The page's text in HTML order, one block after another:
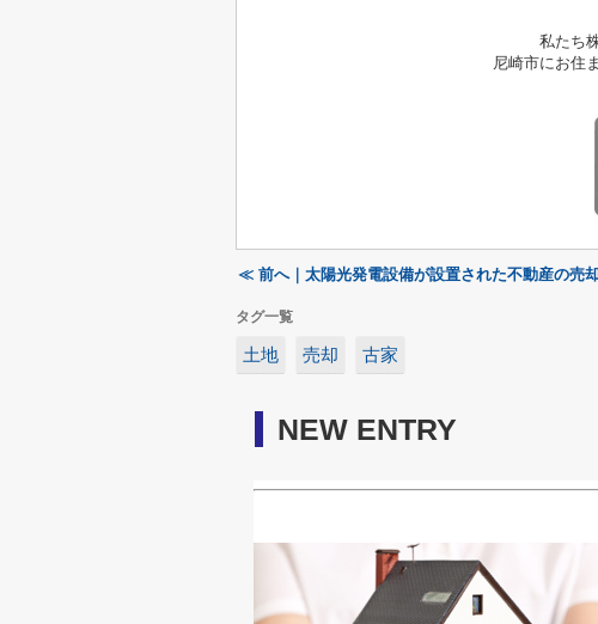
私たち
尼崎市にお住
≪ 前へ｜太陽光発電設備が設置された不動産の売
タグ一覧
土地 売却 古家
NEW ENTRY